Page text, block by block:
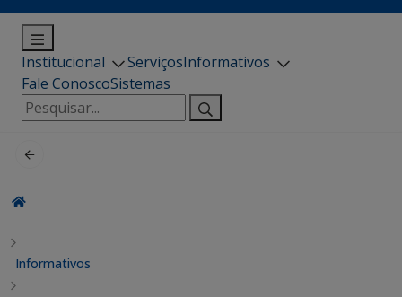
Institucional ServiçosInformativos
Fale ConoscoSistemas
Pesquisar
por:
Informativos